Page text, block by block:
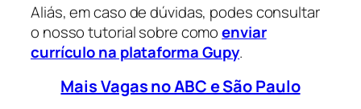
Aliás, em caso de dúvidas, podes consultar
o nosso tutorial sobre comoenviar
currículo na plataforma Gupy.
Mais Vagas no ABC e São Paulo